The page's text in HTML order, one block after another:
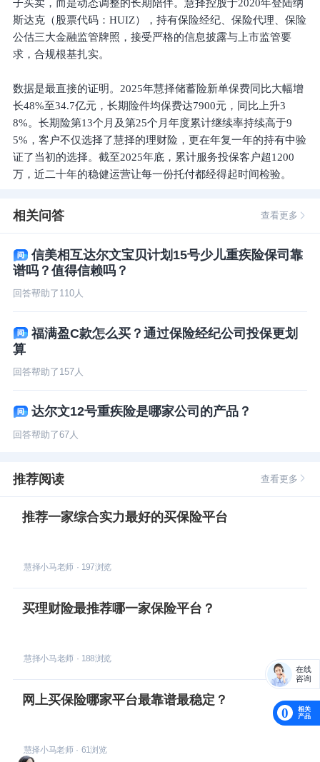
斯达克（股票代码：HUIZ），持有保险经纪、保险代理、保险
公估三大金融监管牌照，接受严格的信息披露与上市监管要
求，合规根基扎实。
数据是最直接的证明。2025年慧择储蓄险新单保费同比大幅增
长48%至34.7亿元，长期险件均保费达7900元，同比上升3
8%。长期险第13个月及第25个月年度累计继续率持续高于9
5%，客户不仅选择了慧择的理财险，更在年复一年的持有中验
证了当初的选择。截至2025年底，累计服务投保客户超1200
相关问答 查看更多
信美相互达尔文宝贝计划15号少儿重疾险保司靠
谱吗？值得信赖吗？
回答帮助了 110人
福满盈C款怎么买？通过保险经纪公司投保更划
算
回答帮助了 157人
达尔文12号重疾险是哪家公司的产品？
回答帮助了67人
推荐阅读 查看更多
推荐一家综合实力最好的买保险平台
慧择小马老师· 197浏览
买理财险最推荐哪一家保险平台？
慧择小马老师· 188浏览
网上买保险哪家平台最靠谱最稳定？
慧择小马老师· 61浏览
0 相关
产品
在线
咨询